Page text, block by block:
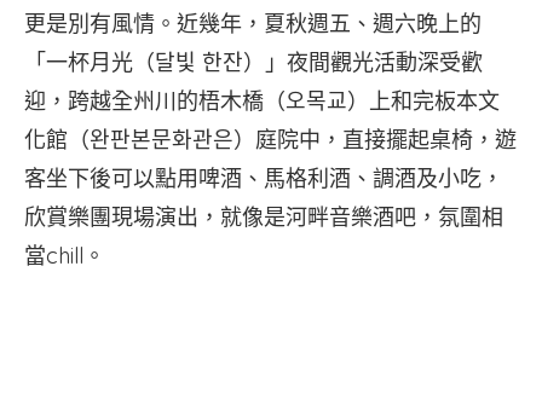
更是別有風情。近幾年，夏秋週五、週六晚上的
「一杯月光（달빛 한잔）」夜間觀光活動深受歡
迎，跨越全州川的梧木橋（오목교）上和完板本文
化館（완판본문화관은）庭院中，直接擺起桌椅，遊
客坐下後可以點用啤酒、馬格利酒、調酒及小吃，
欣賞樂團現場演出，就像是河畔音樂酒吧，氛圍相
當chill。